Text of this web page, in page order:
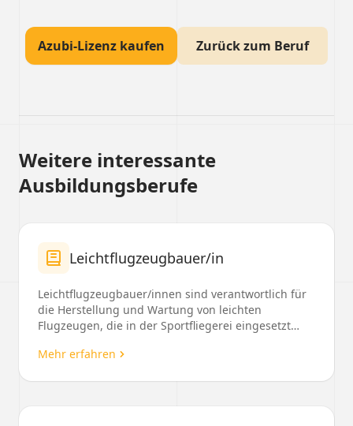
Azubi-Lizenz kaufen Zurück zum Beruf
Weitere interessante
Ausbildungsberufe
Leichtflugzeugbauer/in
Leichtflugzeugbauer/innen sind verantwortlich für
die Herstellung und Wartung von leichten
Flugzeugen, die in der Sportfliegerei eingesetzt
Mehr erfahren